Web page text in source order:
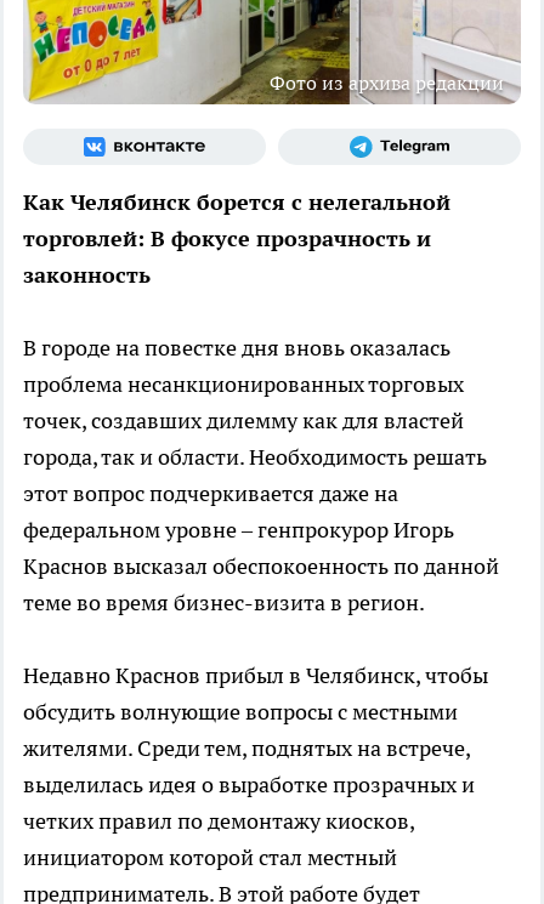
Фото из архива редакции
Как Челябинск борется с нелегальной
торговлей: В фокусе прозрачность и
законность
В городе на повестке дня вновь оказалась
проблема несанкционированных торговых
точек, создавших дилемму как для властей
города, так и области. Необходимость решать
этот вопрос подчеркивается даже на
федеральном уровне – генпрокурор Игорь
Краснов высказал обеспокоенность по данной
теме во время бизнес-визита в регион.
Недавно Краснов прибыл в Челябинск, чтобы
обсудить волнующие вопросы с местными
жителями. Среди тем, поднятых на встрече,
выделилась идея о выработке прозрачных и
четких правил по демонтажу киосков,
инициатором которой стал местный
предприниматель. В этой работе будет